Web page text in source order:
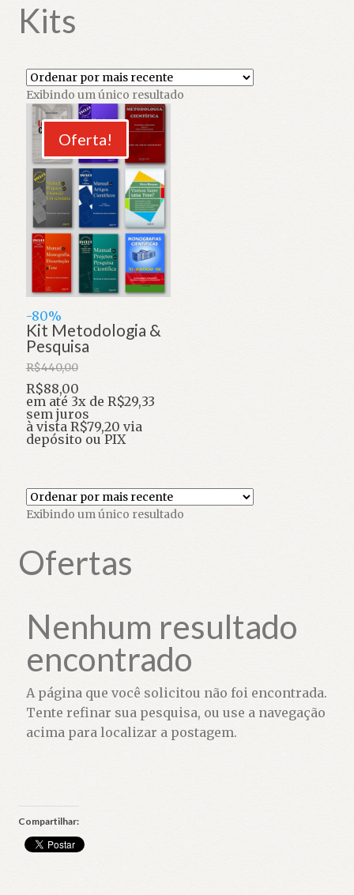
Kits
Exibindo um único resultado
-80%
Kit Metodologia &
Pesquisa
Oferta!
R$440,00
O
preço
original
era:
R$440,00.
R$88,00
O
preço
atual
é:
R$88,00.
em até 3x de R$29,33
sem juros
à vista R$79,20 via
depósito ou PIX
Exibindo um único resultado
Ofertas
Nenhum resultado
encontrado
A página que você solicitou não foi encontrada.
Tente refinar sua pesquisa, ou use a navegação
acima para localizar a postagem.
Compartilhar: